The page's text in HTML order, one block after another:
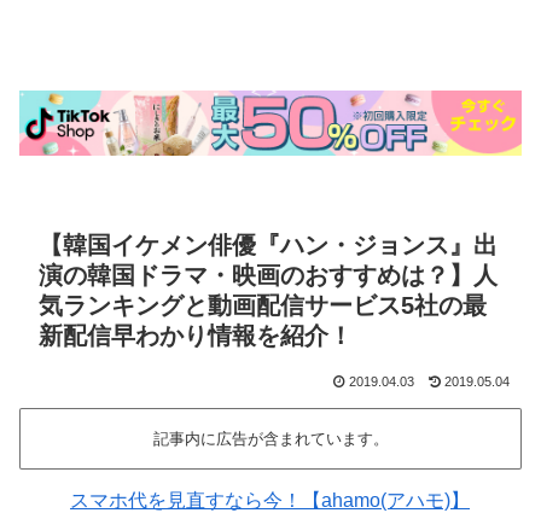
【韓国イケメン俳優『ハン・ジョンス』出
演の韓国ドラマ・映画のおすすめは？】人
気ランキングと動画配信サービス5社の最
新配信早わかり情報を紹介！
2019.04.03 2019.05.04
記事内に広告が含まれています。
スマホ代を見直すなら今！【ahamo(アハモ)】